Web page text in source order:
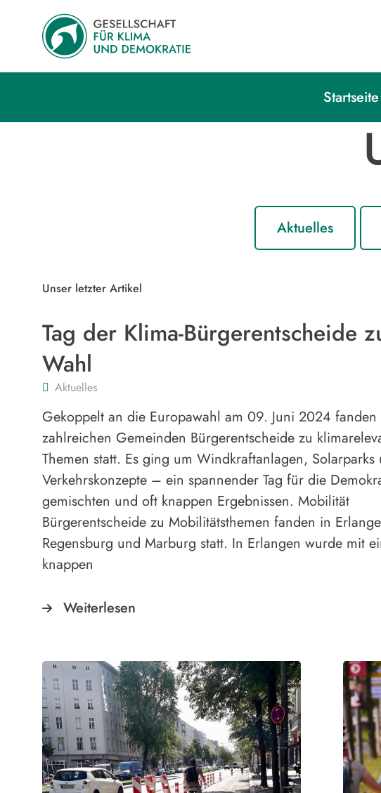
Startseite
Aktuelles
Unser letzter Artikel
Tag der Klima-Bürgerentscheide
Wahl
Aktuelles
Gekoppelt an die Europawahl am 09. Juni 2024 fanden
zahlreichen Gemeinden Bürgerentscheide zu
Themen statt. Es ging um Windkraftanlagen, Solarparks
Verkehrskonzepte – ein spannender Tag für die
gemischten und oft knappen Ergebnissen. Mobilität
Bürgerentscheide zu Mobilitätsthemen fanden in
Regensburg und Marburg statt. In Erlangen wurde mit
knappen
Weiterlesen